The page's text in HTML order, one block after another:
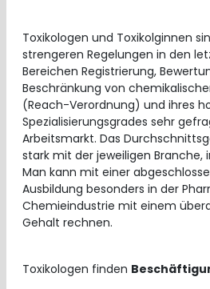
Toxikologen und Toxikolginnen
strengeren Regelungen in den
Bereichen Registrierung,
Beschränkung von
(Reach-Verordnung) und ihres
Spezialisierungsgrades sehr
Arbeitsmarkt. Das
stark mit der jeweiligen Branche,
Man kann mit einer
Ausbildung besonders in der
Chemieindustrie mit einem
Gehalt rechnen.
Toxikologen finden